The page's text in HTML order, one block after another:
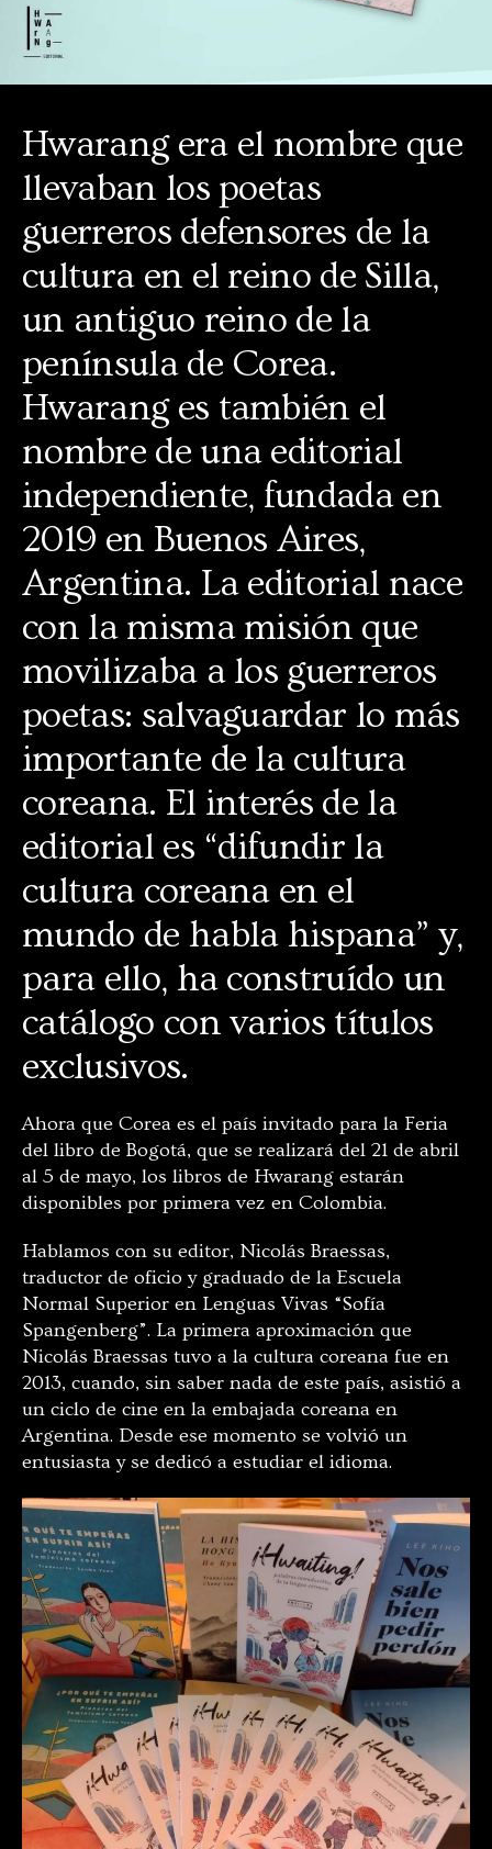
Hwarang era el nombre que
llevaban los poetas
guerreros defensores de la
cultura en el reino de Silla,
un antiguo reino de la
península de Corea.
Hwarang es también el
nombre de una editorial
independiente, fundada en
2019 en Buenos Aires,
Argentina. La editorial nace
con la misma misión que
movilizaba a los guerreros
poetas: salvaguardar lo más
importante de la cultura
coreana. El interés de la
editorial es “difundir la
cultura coreana en el
mundo de habla hispana” y,
para ello, ha construído un
catálogo con varios títulos
exclusivos.
Ahora que Corea es el país invitado para la Feria
del libro de Bogotá, que se realizará del 21 de abril
al 5 de mayo, los libros de Hwarang estarán
disponibles por primera vez en Colombia.
Hablamos con su editor, Nicolás Braessas,
traductor de oficio y graduado de la Escuela
Normal Superior en Lenguas Vivas “Sofía
Spangenberg”. La primera aproximación que
Nicolás Braessas tuvo a la cultura coreana fue en
2013, cuando, sin saber nada de este país, asistió a
un ciclo de cine en la embajada coreana en
Argentina. Desde ese momento se volvió un
entusiasta y se dedicó a estudiar el idioma.